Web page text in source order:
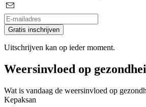
Gratis inschrijven
Uitschrijven kan op ieder moment.
Weersinvloed op
Wat is vandaag de weersinvloed op
Kepaksan